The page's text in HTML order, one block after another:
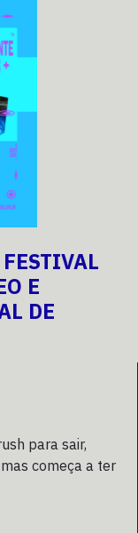
E
DE
para sair,
começa a ter